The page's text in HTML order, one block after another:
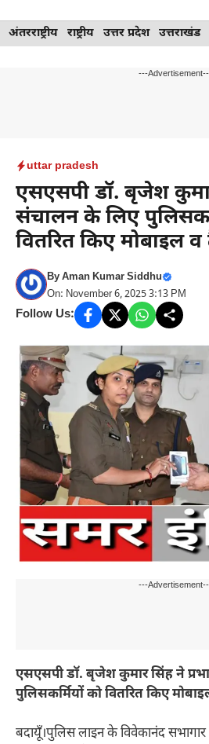
Skip
to
अंतरराष्ट्रीय राष्ट्रीय उत्तर प्रदेश उत्तराखंड
---
uttar pradesh
एसएसपी डॉ. बृजेश
संचालन के लिए
वितरित किए मोबाइल
ByAman Kumar Siddhu
On: November 6, 2025 3:13 PM
Follow Us:
---
एसएसपी डॉ. बृजेश कुमार सिंह ने
पुलिसकर्मियों को वितरित किए
बदायूँ।पुलिस लाइन के विवेकानंद